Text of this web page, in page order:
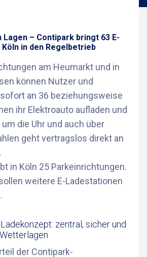
– Contipark bringt 63 E-
in den Regelbetrieb
am Heumarkt und in
können Nutzer und
an 36 beziehungsweise
ihr Elektroauto aufladen und
die Uhr und auch über
geht vertragslos direkt an
in Köln 25 Parkeinrichtungen.
weitere E-Ladestationen
zentral, sicher und
der Contipark-